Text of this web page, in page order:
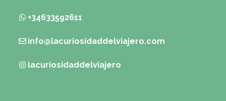
+34633592611
info@lacuriosidaddelviajero.com
lacuriosidaddelviajero